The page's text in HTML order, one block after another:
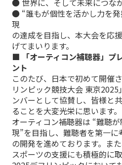
● 世界に、そして未来につな
● “誰もが個性を活かし力を
現
の達成を目指し、本大会を応
げてまいります。
■ 「オーティコン補聴器」プ
ント
このたび、日本で初めて開催
リンピック競技大会 東京
ンバーとして協賛し、皆様と
ることを大変光栄に思います。
オーティコン補聴器は “難聴
現”を目指し、難聴者を第一に
の開発を進めております。ま
スポーツの支援にも積極的に